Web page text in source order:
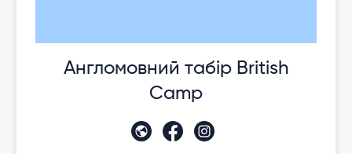
Англомовний табір British
Camp